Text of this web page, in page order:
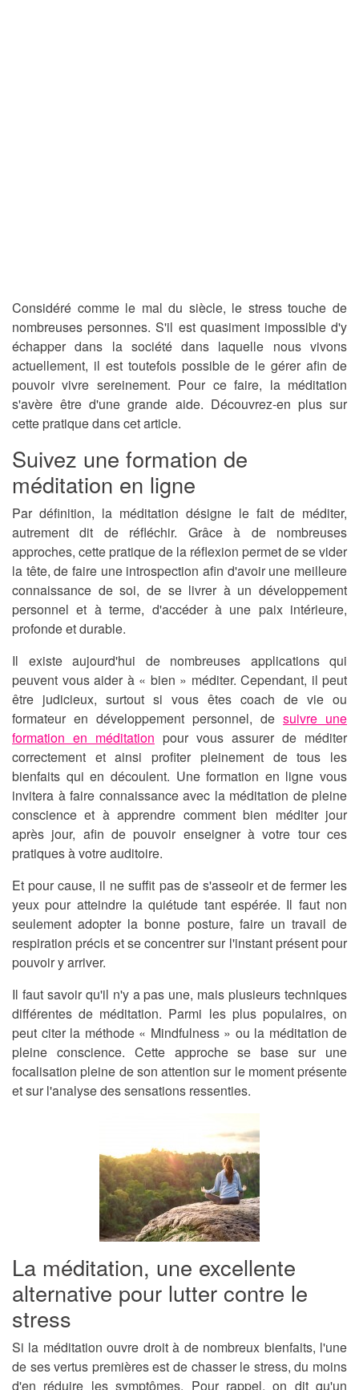
Considéré comme le mal du siècle, le stress touche de
nombreuses personnes. S'il est quasiment impossible d'y
échapper dans la société dans laquelle nous vivons
actuellement, il est toutefois possible de le gérer afin de
pouvoir vivre sereinement. Pour ce faire, la méditation
s'avère être d'une grande aide. Découvrez-en plus sur
cette pratique dans cet article.
Suivez une formation de
méditation en ligne
Par définition, la méditation désigne le fait de méditer,
autrement dit de réfléchir. Grâce à de nombreuses
approches, cette pratique de la réflexion permet de se vider
la tête, de faire une introspection afin d'avoir une meilleure
connaissance de soi, de se livrer à un développement
personnel et à terme, d'accéder à une paix intérieure,
profonde et durable.
Il existe aujourd'hui de nombreuses applications qui
peuvent vous aider à « bien » méditer. Cependant, il peut
être judicieux, surtout si vous êtes coach de vie ou
formateur en développement personnel, de suivre une
formation en méditation pour vous assurer de méditer
correctement et ainsiprofiter pleinement de tous les
bienfaits qui en découlent. Une formation en ligne vous
invitera à faire connaissance avec la méditation de pleine
conscience et à apprendre comment bien méditer jour
après jour, afin de pouvoir enseigner à votre tour ces
pratiques à votre auditoire.
Et pour cause, il ne suffit pas de s'asseoir et de fermer les
yeux pour atteindre la quiétude tant espérée. Il faut non
seulementadopter la bonne posture, faire un travail de
respiration précis et se concentrer sur l'instant présentpour
pouvoir y arriver.
Il faut savoir qu'il n'y a pas une, mais plusieurs techniques
différentes de méditation. Parmi les plus populaires, on
peut citer la méthode « Mindfulness » ou la méditation de
pleine conscience. Cette approche se base sur une
focalisation pleine de son attention sur le moment présente
et sur l'analyse des sensations ressenties.
La méditation, une excellente
alternative pour lutter contre le
stress
Si la méditation ouvre droit à de nombreux bienfaits, l'une
de ses vertus premières est de chasser le stress, du moins
d'en réduire les symptômes. Pour rappel, on dit qu'un